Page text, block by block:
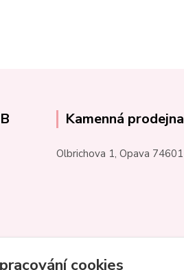
Kamenná prodejna
Olbrichova 1, Opava 74601
cookies